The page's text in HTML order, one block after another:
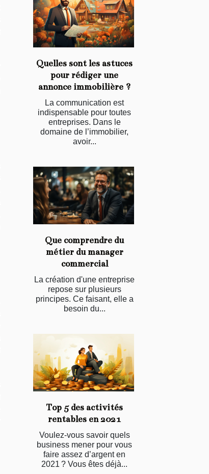
Quelles sont les astuces
pour rédiger une
annonce immobilière ?
La communication est
indispensable pour toutes
entreprises. Dans le
domaine de l’immobilier,
avoir...
Que comprendre du
métier du manager
commercial
La création d'une entreprise
repose sur plusieurs
principes. Ce faisant, elle a
besoin du...
Top 5 des activités
rentables en 2021
Voulez-vous savoir quels
business mener pour vous
faire assez d’argent en
2021 ? Vous êtes déjà...